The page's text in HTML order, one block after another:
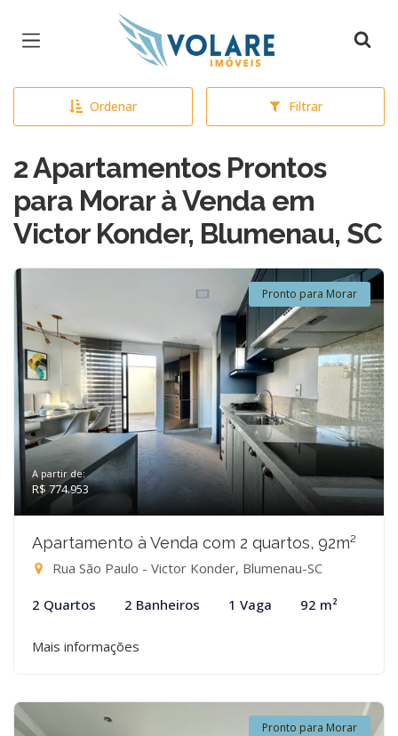
Página inicial
Ordenar Filtrar
2 Apartamentos Prontos
para Morar à Venda em
Victor Konder, Blumenau, SC
Pronto para Morar
A partir de:
R$ 774.953
Apartamento à Venda com 2 quartos, 92m²
Rua São Paulo - Victor Konder, Blumenau-SC
2 Quartos 2 Banheiros 1 Vaga 92 m²
Mais informações
Pronto para Morar